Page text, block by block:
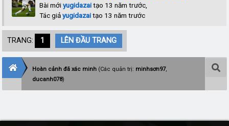
Bài mớiyugidazaitạo 13 năm trước,
Tác giảyugidazaitạo 13 năm trước
TRANG: 1 LÊN ĐẦU TRANG
Hoàn cảnh đã xác minh(Các quản trị: minhsơn97,
ducanh078)